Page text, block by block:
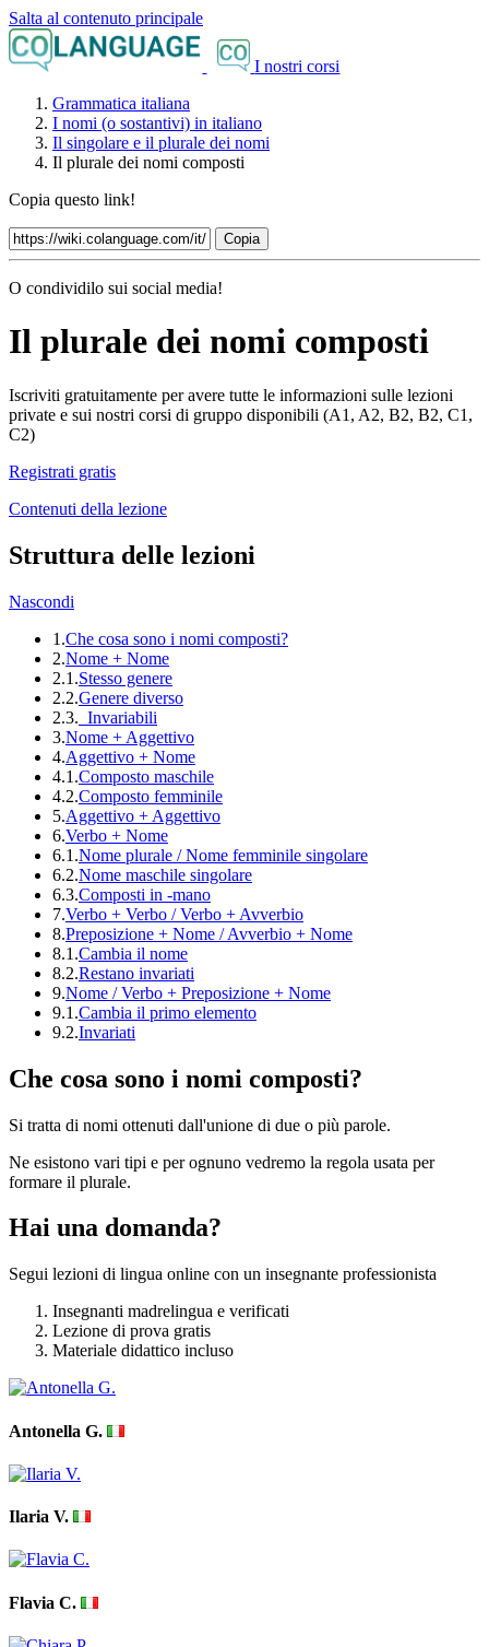
Salta al contenuto principale
I nostri corsi
Grammatica italiana
I nomi (o sostantivi) in italiano
Il singolare e il plurale dei nomi
Il plurale dei nomi composti
Copia questo link!
Copia
O condividilo sui social media!
Il plurale dei nomi composti
Iscriviti gratuitamente per avere tutte le informazioni sulle lezioni
private e sui nostri corsi di gruppo disponibili (A1, A2, B2, B2, C1,
C2)
Registrati gratis
Contenuti della lezione
Struttura delle lezioni
Nascondi
1.Che cosa sono i nomi composti?
2.Nome + Nome
2.1.Stesso genere
2.2.Genere diverso
2.3. Invariabili
3.Nome + Aggettivo
4.Aggettivo + Nome
4.1.Composto maschile
4.2.Composto femminile
5.Aggettivo + Aggettivo
6.Verbo + Nome
6.1.Nome plurale / Nome femminile singolare
6.2.Nome maschile singolare
6.3.Composti in -mano
7.Verbo + Verbo / Verbo + Avverbio
8.Preposizione + Nome / Avverbio + Nome
8.1.Cambia il nome
8.2.Restano invariati
9.Nome / Verbo + Preposizione + Nome
9.1.Cambia il primo elemento
9.2.Invariati
Che cosa sono i nomi composti?
Si tratta di nomi ottenuti dall'unione di due o più parole.
Ne esistono vari tipi e per ognuno vedremo la regola usata per
formare il plurale.
Hai una domanda?
Segui lezioni di lingua online con un insegnante professionista
Insegnanti madrelingua e verificati
Lezione di prova gratis
Materiale didattico incluso
Antonella G.
Ilaria V.
Flavia C.